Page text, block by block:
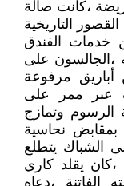
،كانت صالة
التاريخية
خدمات الفندق
،الجالسون على
مرفوعة
عبر ممر على
الرسوم وتمازج
بمقابض نحاسية
الشباك يتطلع
يقلد كاري
الفاتنة ،دعاه